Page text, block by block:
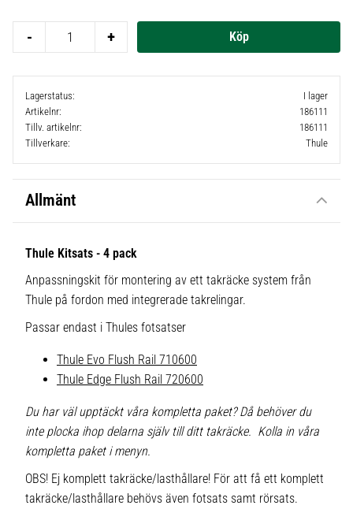
+
-
Lagerstatus
I lager
Artikelnr
186111
Tillv. artikelnr
186111
Tillverkare
Thule
Allmänt
Thule Kitsats - 4 pack
Anpassningskit för montering av ett takräcke system från
Thule på fordon med integrerade takrelingar.
Passar endast i Thules fotsatser
Thule Evo Flush Rail 710600
Thule Edge Flush Rail 720600
Du har väl upptäckt våra kompletta paket? Då behöver du
inte plocka ihop delarna själv till ditt takräcke. Kolla in våra
kompletta paket i menyn.
OBS! Ej komplett takräcke/lasthållare! För att få ett komplett
takräcke/lasthållare behövs även fotsats samt rörsats.